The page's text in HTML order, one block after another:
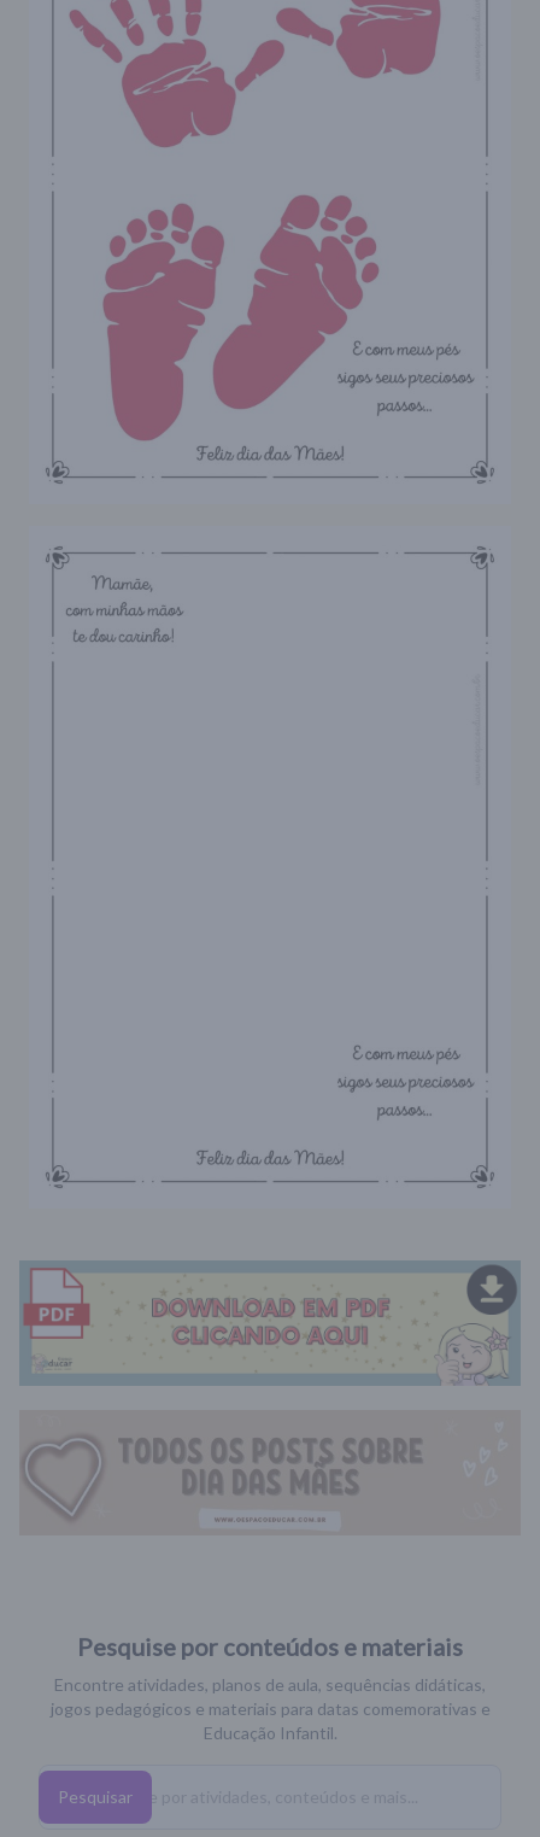
Pesquise por conteúdos e materiais
Encontre atividades, planos de aula, sequências didáticas,
jogos pedagógicos e materiais para datas comemorativas e
Educação Infantil.
Pesquisar